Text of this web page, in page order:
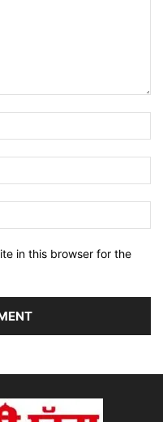
in this browser for the